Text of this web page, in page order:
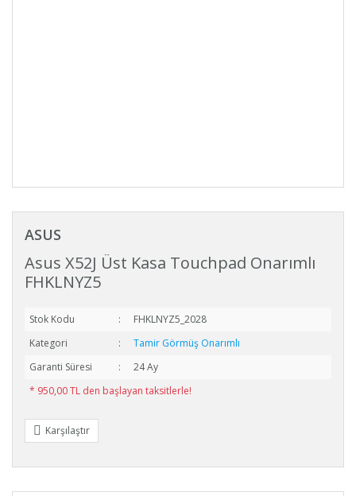
ASUS
Asus X52J Üst Kasa Touchpad Onarımlı
FHKLNYZ5
Stok Kodu
FHKLNYZ5_2028
Kategori
Tamir Görmüş Onarımlı
Garanti Süresi
24 Ay
* 950,00 TL den başlayan taksitlerle!
Karşılaştır